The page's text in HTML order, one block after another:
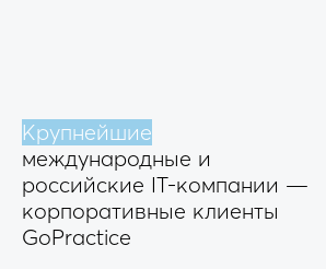
Крупнейшие
международные и
российские IT-компании —
корпоративные клиенты
GoPractice